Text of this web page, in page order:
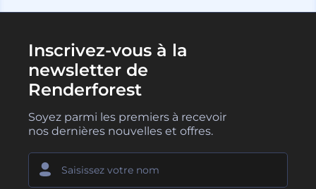
Inscrivez-vous à la
newsletter de
Renderforest
Soyez parmi les premiers à recevoir
nos dernières nouvelles et offres.